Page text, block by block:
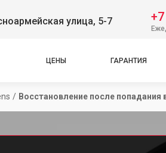
улица, 5-7
ЦЕНЫ ГАРАНТИЯ
/ Восстановление после попадания